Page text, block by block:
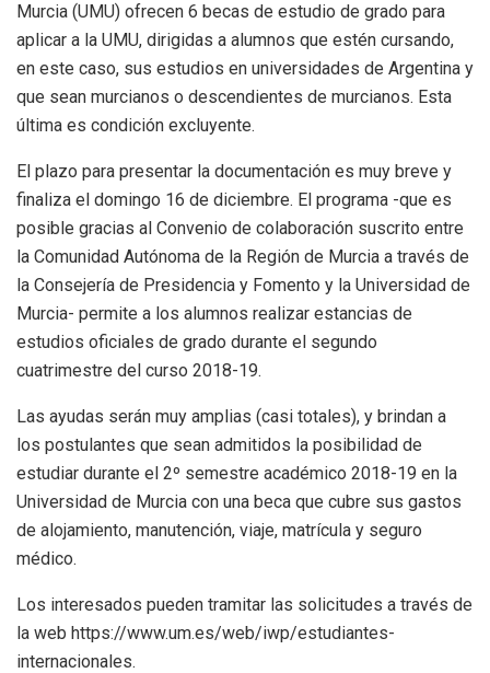
Murcia (UMU) ofrecen 6 becas de estudio de grado para
aplicar a la UMU, dirigidas a alumnos que estén cursando,
en este caso, sus estudios en universidades de Argentina y
que sean murcianos o descendientes de murcianos. Esta
última es condición excluyente.
El plazo para presentar la documentación es muy breve y
finaliza el domingo 16 de diciembre. El programa -que es
posible gracias al Convenio de colaboración suscrito entre
la Comunidad Autónoma de la Región de Murcia a través de
la Consejería de Presidencia y Fomento y la Universidad de
Murcia- permite a los alumnos realizar estancias de
estudios oficiales de grado durante el segundo
cuatrimestre del curso 2018-19.
Las ayudas serán muy amplias (casi totales), y brindan a
los postulantes que sean admitidos la posibilidad de
estudiar durante el 2º semestre académico 2018-19 en la
Universidad de Murcia con una beca que cubre sus gastos
de alojamiento, manutención, viaje, matrícula y seguro
médico.
Los interesados pueden tramitar las solicitudes a través de
la web https://www.um.es/web/iwp/estudiantes-
internacionales.